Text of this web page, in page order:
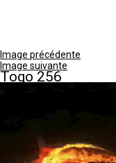
Image précédente
Image suivante
Togo 256